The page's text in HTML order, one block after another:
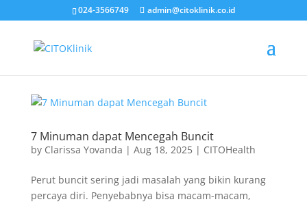
024-3566749 admin@citoklinik.co.id
7 Minuman dapat Mencegah Buncit
by Clarissa Yovanda | Aug 18, 2025| CITOHealth
Perut buncit sering jadi masalah yang bikin kurang
percaya diri. Penyebabnya bisa macam-macam,